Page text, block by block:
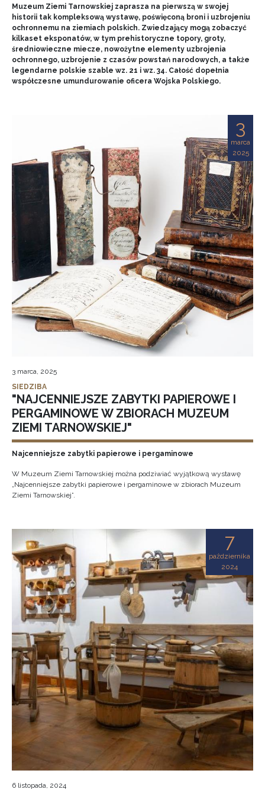
Muzeum Ziemi Tarnowskiej zaprasza na pierwszą w swojej
historii tak kompleksową wystawę, poświęconą broni i uzbrojeniu
ochronnemu na ziemiach polskich. Zwiedzający mogą zobaczyć
kilkaset eksponatów, w tym prehistoryczne topory, groty,
średniowieczne miecze, nowożytne elementy uzbrojenia
ochronnego, uzbrojenie z czasów powstań narodowych, a także
legendarne polskie szable wz. 21 i wz. 34. Całość dopełnia
współczesne umundurowanie oficera Wojska Polskiego.
3
marca
2025
3 marca, 2025
SIEDZIBA
"NAJCENNIEJSZE ZABYTKI PAPIEROWE I
PERGAMINOWE W ZBIORACH MUZEUM
ZIEMI TARNOWSKIEJ"
Najcenniejsze zabytki papierowe i pergaminowe
W Muzeum Ziemi Tarnowskiej można podziwiać wyjątkową wystawę
„Najcenniejsze zabytki papierowe i pergaminowe w zbiorach Muzeum
Ziemi Tarnowskiej”.
7
października
2024
6 listopada, 2024